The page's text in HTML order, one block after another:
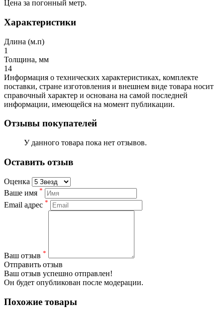
Цена за погонный метр.
Характеристики
Длина (м.п)
1
Толщина, мм
14
Информация о технических характеристиках, комплекте
поставки, стране изготовления и внешнем виде товара носит
справочный характер и основана на самой последней
информации, имеющейся на момент публикации.
Отзывы покупателей
У данного товара пока нет отзывов.
Оставить отзыв
Оценка
Ваше имя *
Email адрес *
Ваш отзыв *
Отправить отзыв
Ваш отзыв успешно отправлен!
Он будет опубликован после модерации.
Похожие товары